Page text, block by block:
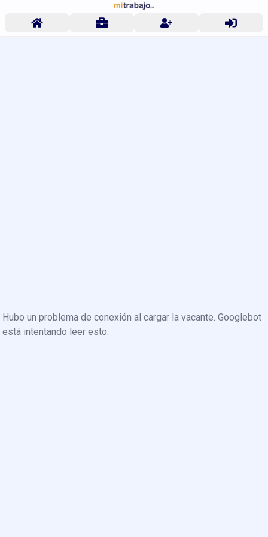
Hubo un problema de conexión al cargar la vacante. Googlebot
está intentando leer esto.